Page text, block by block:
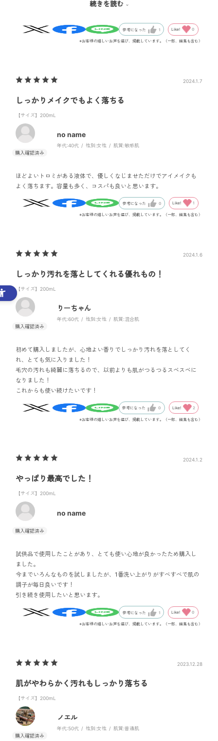
りの自然なもっちりしっとりさ…！感動ものです。
さらにはすでに生産終了になっているということも同時に知って動揺
続きを読む
参考になった 1 Like! 0
※お客様の嬉しいお声を選び、掲載しています。（一部、編集も含む）
2024.1.7
しっかりメイクでもよく落ちる
【サイズ】200mL
no name
年代:40代 性別:女性 肌質:敏感肌
ほどよいトロミがある液体で、優しくなじませただけでアイメイクも
よく落ちます。容量も多く、コスパも良いと思います。
参考になった 0 Like! 1
※お客様の嬉しいお声を選び、掲載しています。（一部、編集も含む）
2024.1.6
しっかり汚れを落としてくれる優れもの！
【サイズ】200mL
りーちゃん
年代:60代 性別:女性 肌質:混合肌
初めて購入しましたが、心地よい香りでしっかり汚れを落としてく
れ、とても気に入りました！
毛穴の汚れも綺麗に落ちるので、以前よりも肌がつるつるスベスベに
なりました！
これからも使い続けたいです！
参考になった 0 Like! 2
※お客様の嬉しいお声を選び、掲載しています。（一部、編集も含む）
2024.1.2
やっぱり最高でした！
【サイズ】200mL
no name
試供品で使用したことがあり、とても使い心地が良かったため購入し
ました。
今までいろんなものを試しましたが、1番洗い上がりがすべすべで肌の
調子が毎日良いです！
引き続き使用したいと思います。
参考になった 1 Like! 0
※お客様の嬉しいお声を選び、掲載しています。（一部、編集も含む）
2023.12.28
肌がやわらかく汚れもしっかり落ちる
【サイズ】200mL
ノエル
年代:50代 性別:女性 肌質:普通肌